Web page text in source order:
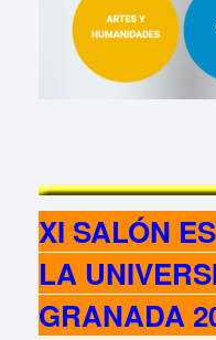
XI SALÓN
LA
GRANADA